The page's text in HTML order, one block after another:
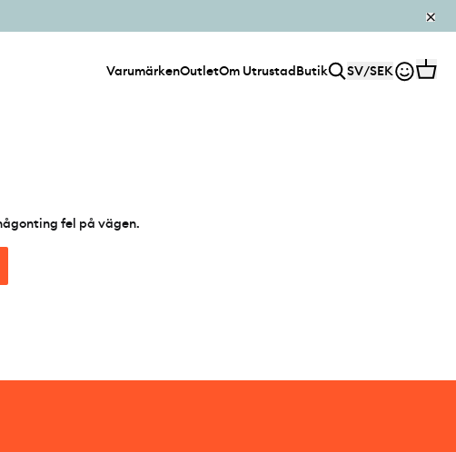
VarumärkenOutletOm UtrustadButik SV/SEK
fel på vägen.